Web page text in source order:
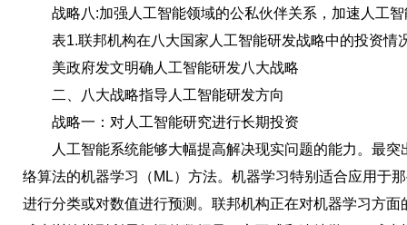
战略八:加强人工智能领域的公私伙伴关系，加速人工智
表1.联邦机构在八大国家人工智能研发战略中的投资情
美政府发文明确人工智能研发八大战略
二、八大战略指导人工智能研发方向
战略一：对人工智能研究进行长期投资
人工智能系统能够大幅提高解决现实问题的能力。最突
络算法的机器学习（ML）方法。机器学习特别适合应用于
进行分类或对数值进行预测。联邦机构正在对机器学习方